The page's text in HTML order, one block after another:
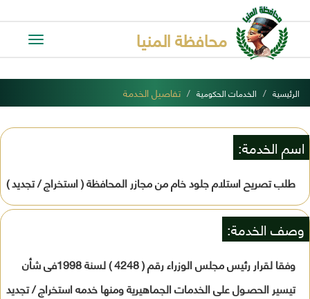
Toggle
محافظة المنيا
الرئيسية الخدمات الحكومية تفاصيل الخدمة
اسم الخدمة:
طلب تصريح استلام جلود خام من مجازر المحافظة ( استخراج / تجديد )
وصف الخدمة:
وفقا لقرار رئيس مجلس الوزراء رقم ( 4248 ) لسنة 1998فى شأن
تيسير الحصـول على الخدمات الجماهيرية ومنها خدمه استخراج / تجديد